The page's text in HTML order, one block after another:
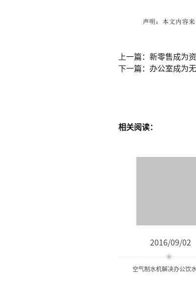
上一篇：新零售成为
下一篇：办公室成为
相关阅读：
2016/09/02
空气制水机解决办公饮